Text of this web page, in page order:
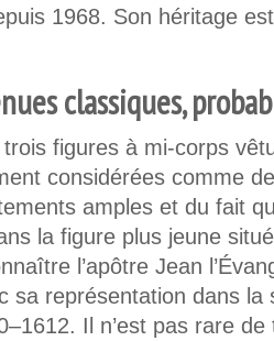
1968. Son héritage
classiques,
figures à mi-corps
considérées comme
amples et du fait
la figure plus jeune
l’apôtre Jean
sa représentation dans la
Il n’est pas rare